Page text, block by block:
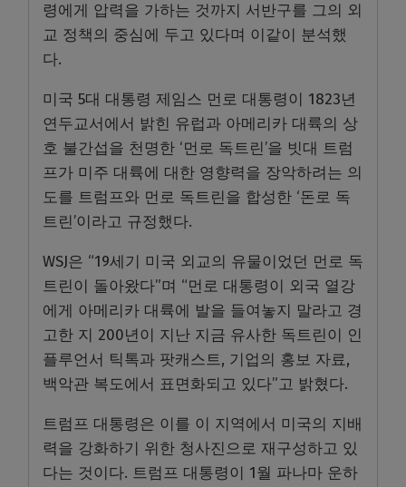
령에게 압력을 가하는 것까지 서반구를 그의 외
교 정책의 중심에 두고 있다며 이같이 분석했
다.
미국 5대 대통령 제임스 먼로 대통령이 1823년
연두교서에서 밝힌 유럽과 아메리카 대륙의 상
호 불간섭을 천명한 ‘먼로 독트린’을 빗대 트럼
프가 미주 대륙에 대한 영향력을 장악하려는 의
도를 트럼프와 먼로 독트린을 합성한 ‘돈로 독
트린’이라고 규정했다.
WSJ은 “19세기 미국 외교의 유물이었던 먼로 독
트린이 돌아왔다”며 “먼로 대통령이 외국 열강
에게 아메리카 대륙에 발을 들여놓지 말라고 경
고한 지 200년이 지난 지금 유사한 독트린이 인
플루언서 틱톡과 팟캐스트, 기업의 홍보 자료,
백악관 복도에서 표면화되고 있다”고 밝혔다.
트럼프 대통령은 이를 이 지역에서 미국의 지배
력을 강화하기 위한 청사진으로 재구성하고 있
다는 것이다. 트럼프 대통령이 1월 파나마 운하